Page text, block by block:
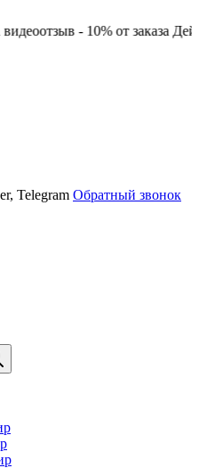
- 10% от заказа
Telegram Обратный звонок